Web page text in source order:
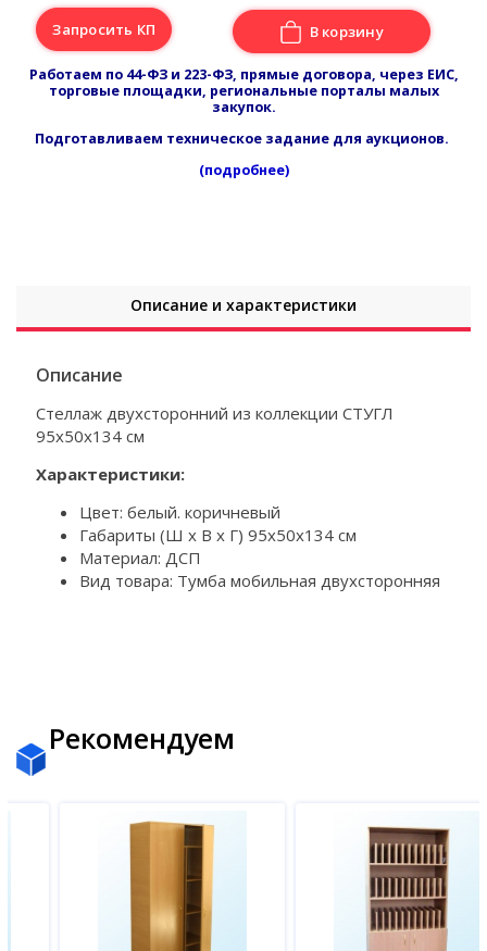
Запросить КП В корзину
Работаем по 44-ФЗ и 223-ФЗ, прямые договора, через ЕИС,
торговые площадки, региональные порталы малых
закупок.
Подготавливаем техническое задание для аукционов.
(подробнее)
Описание и характеристики
Описание
Стеллаж двухсторонний из коллекции СТУГЛ
95х50х134 см
Характеристики:
Цвет: белый. коричневый
Габариты (Ш х В х Г) 95х50х134 см
Материал: ДСП
Вид товара: Тумба мобильная двухсторонняя
Рекомендуем